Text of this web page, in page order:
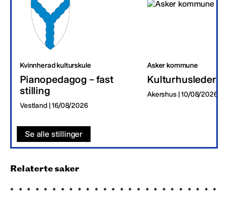
Kvinnherad kulturskule
Pianopedagog – fast
stilling
Vestland | 16/08/2026
Asker kommune
Kulturhusleder
Akershus | 10/08/2026
Se alle stillinger
Relaterte saker